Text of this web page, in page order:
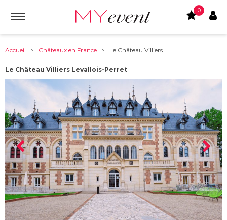
0
Accueil > Châteaux en France > Le Château Villiers
Le Château Villiers Levallois-Perret